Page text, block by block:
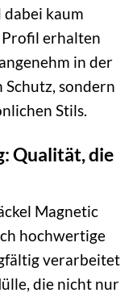
dabei kaum
Profil erhalten
in der
sondern
Stils.
Qualität, die
Magnetic
hochwertige
verarbeitet
die nicht nur